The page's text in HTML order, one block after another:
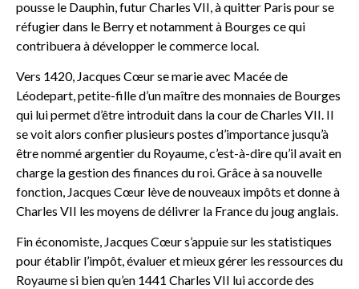
pousse le Dauphin, futur Charles VII, à quitter Paris pour se
réfugier dans le Berry et notamment à Bourges ce qui
contribuera à développer le commerce local.
Vers 1420, Jacques Cœur se marie avec Macée de
Léodepart, petite-fille d’un maître des monnaies de Bourges
qui lui permet d’être introduit dans la cour de Charles VII. Il
se voit alors confier plusieurs postes d’importance jusqu’à
être nommé argentier du Royaume, c’est-à-dire qu’il avait en
charge la gestion des finances du roi. Grâce à sa nouvelle
fonction, Jacques Cœur lève de nouveaux impôts et donne à
Charles VII les moyens de délivrer la France du joug anglais.
Fin économiste, Jacques Cœur s’appuie sur les statistiques
pour établir l’impôt, évaluer et mieux gérer les ressources du
Royaume si bien qu’en 1441 Charles VII lui accorde des